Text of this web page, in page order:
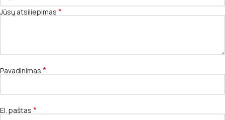
Jūsų atsiliepimas *
Pavadinimas *
El. paštas *